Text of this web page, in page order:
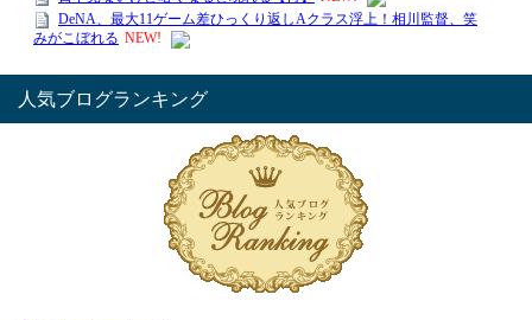
人気ブログランキング